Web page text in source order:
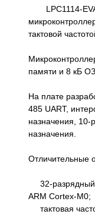
LPC1114-
тактовой
памяти и 8 кБ
На плате
485 UART,
назначения,
назначения.
Отличительные
32-разрядный
ARM Cortex-M0;
тактовая